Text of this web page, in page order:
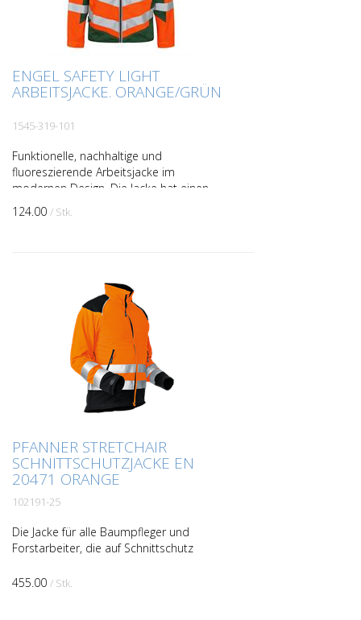
ENGEL SAFETY LIGHT
ARBEITSJACKE. ORANGE/GRÜN
1545-319-101
Funktionelle, nachhaltige und
fluoreszierende Arbeitsjacke im
modernen Design. Die Jacke hat einen
hohen Kragen und ist hinten länger
geschnitten. Reißverschluss vorne. D...
124.00 / Stk.
PFANNER STRETCHAIR
SCHNITTSCHUTZJACKE EN
20471 ORANGE
102191-25
Die Jacke für alle Baumpfleger und
Forstarbeiter, die auf Schnittschutz
inkl. Arme und Kragen nicht verzichten
455.00 / Stk.